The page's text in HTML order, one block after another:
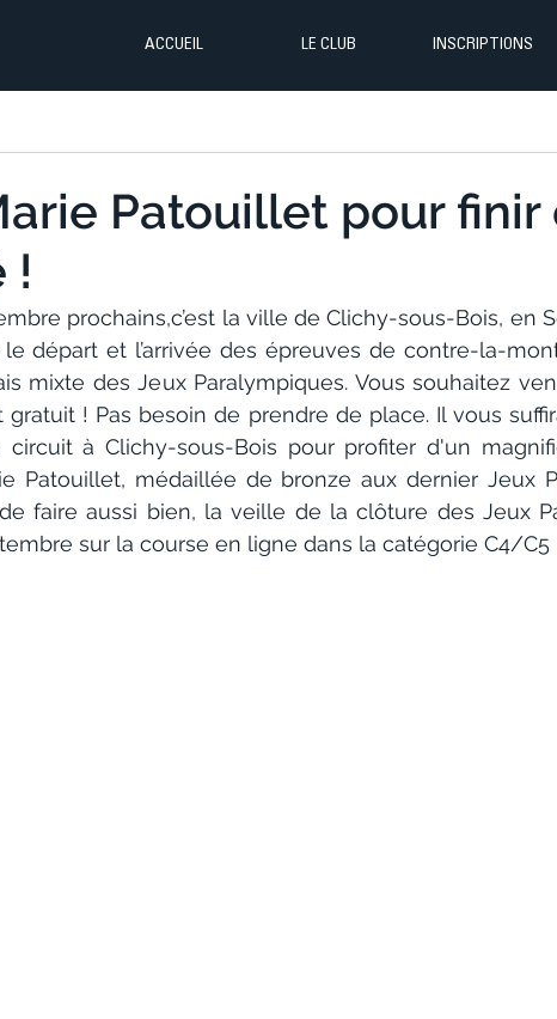
ACCUEIL LE CLUB INSCRIPTIONS
Patouillet pour finir
!
prochains,c’est la ville de Clichy-sous-Bois, en
départ et l’arrivée des épreuves de contre-la-
mixte des Jeux Paralympiques. Vous souhaitez
gratuit ! Pas besoin de prendre de place. Il vous
à Clichy-sous-Bois pour profiter d'un
Patouillet, médaillée de bronze aux dernier Jeux
faire aussi bien, la veille de la clôture des Jeux
sur la course en ligne dans la catégorie C4/C5